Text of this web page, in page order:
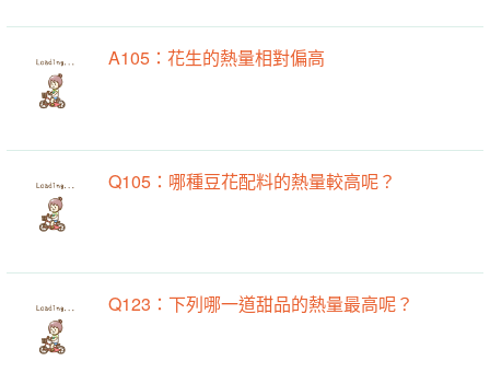
A105：花生的熱量相對偏高
Q105：哪種豆花配料的熱量較高呢？
Q123：下列哪一道甜品的熱量最高呢？